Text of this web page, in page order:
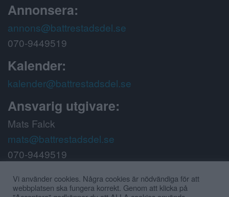
Annonsera:
annons@battrestadsdel.se
070-9449519
Kalender:
kalender@battrestadsdel.se
Ansvarig utgivare:
Mats Falck
mats@battrestadsdel.se
070-9449519
Följ oss på:
Vi använder cookies. Några cookies är nödvändiga för att
webbplatsen ska fungera korrekt. Genom att klicka på